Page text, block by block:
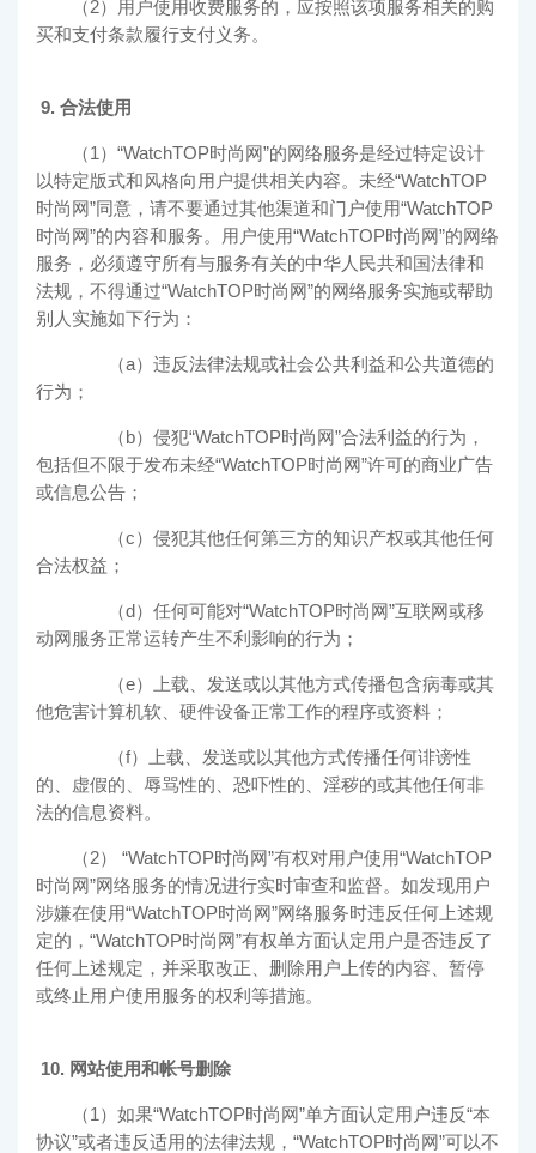
（2）用户使用收费服务的，应按照该项服务相关的购
买和支付条款履行支付义务。
9. 合法使用
（1）“WatchTOP时尚网”的网络服务是经过特定设计
以特定版式和风格向用户提供相关内容。未经“WatchTOP
时尚网”同意，请不要通过其他渠道和门户使用“WatchTOP
时尚网”的内容和服务。用户使用“WatchTOP时尚网”的网络
服务，必须遵守所有与服务有关的中华人民共和国法律和
法规，不得通过“WatchTOP时尚网”的网络服务实施或帮助
别人实施如下行为：
（a）违反法律法规或社会公共利益和公共道德的
行为；
（b）侵犯“WatchTOP时尚网”合法利益的行为，
包括但不限于发布未经“WatchTOP时尚网”许可的商业广告
或信息公告；
（c）侵犯其他任何第三方的知识产权或其他任何
合法权益；
（d）任何可能对“WatchTOP时尚网”互联网或移
动网服务正常运转产生不利影响的行为；
（e）上载、发送或以其他方式传播包含病毒或其
他危害计算机软、硬件设备正常工作的程序或资料；
（f）上载、发送或以其他方式传播任何诽谤性
的、虚假的、辱骂性的、恐吓性的、淫秽的或其他任何非
法的信息资料。
（2） “WatchTOP时尚网”有权对用户使用“WatchTOP
时尚网”网络服务的情况进行实时审查和监督。如发现用户
涉嫌在使用“WatchTOP时尚网”网络服务时违反任何上述规
定的，“WatchTOP时尚网”有权单方面认定用户是否违反了
任何上述规定，并采取改正、删除用户上传的内容、暂停
或终止用户使用服务的权利等措施。
10. 网站使用和帐号删除
（1）如果“WatchTOP时尚网”单方面认定用户违反“本
协议”或者违反适用的法律法规，“WatchTOP时尚网”可以不